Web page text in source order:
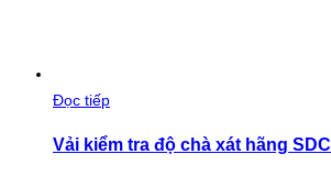
Đọc tiếp
Vải kiểm tra độ chà xát hãng SDC